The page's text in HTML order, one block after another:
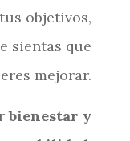
objetivos,
sientas que
mejorar.
bienestar y